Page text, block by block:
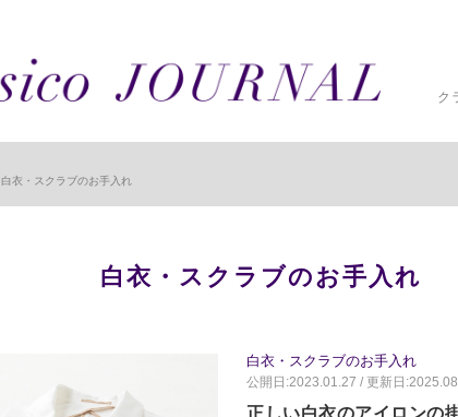
ク
白衣・スクラブのお手入れ
白衣・スクラブのお手入れ
白衣・スクラブのお手入れ
公開日:2023.01.27 / 更新日
正しい白衣のアイロンの